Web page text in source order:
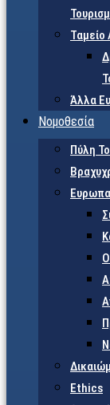
Ταμείο
Άλλα
Νομοθεσία
Πύλη
Ethics